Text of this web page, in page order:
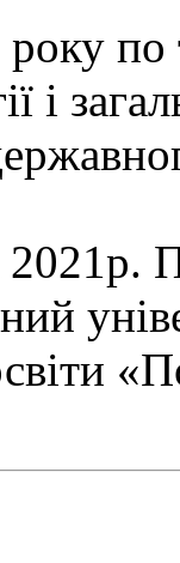
по
і
2021р.